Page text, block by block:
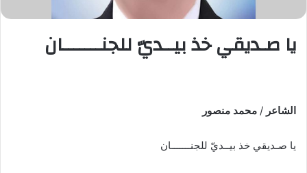
يا صـديقي خذ بيــديّ للجنـــــــان
الشاعر / محمد منصور
يا صـديقي خذ بيــديّ للجنـــــــان